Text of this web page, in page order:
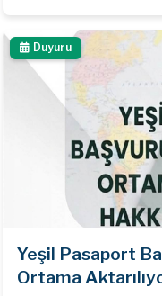
Duyuru
Yeşil Pasaport
Ortama